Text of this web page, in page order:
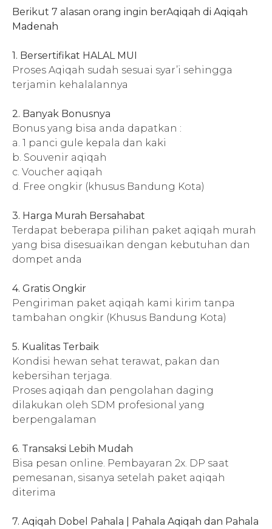
Berikut 7 alasan orang ingin berAqiqah di Aqiqah
Madenah
1. Bersertifikat HALAL MUI
Proses Aqiqah sudah sesuai syar’i sehingga
terjamin kehalalannya
2. Banyak Bonusnya
Bonus yang bisa anda dapatkan :
a. 1 panci gule kepala dan kaki
b. Souvenir aqiqah
c. Voucher aqiqah
d. Free ongkir (khusus Bandung Kota)
3. Harga Murah Bersahabat
Terdapat beberapa pilihan paket aqiqah murah
yang bisa disesuaikan dengan kebutuhan dan
dompet anda
4. Gratis Ongkir
Pengiriman paket aqiqah kami kirim tanpa
tambahan ongkir (Khusus Bandung Kota)
5. Kualitas Terbaik
Kondisi hewan sehat terawat, pakan dan
kebersihan terjaga.
Proses aqiqah dan pengolahan daging
dilakukan oleh SDM profesional yang
berpengalaman
6. Transaksi Lebih Mudah
Bisa pesan online. Pembayaran 2x. DP saat
pemesanan, sisanya setelah paket aqiqah
diterima
7. Aqiqah Dobel Pahala | Pahala Aqiqah dan Pahala